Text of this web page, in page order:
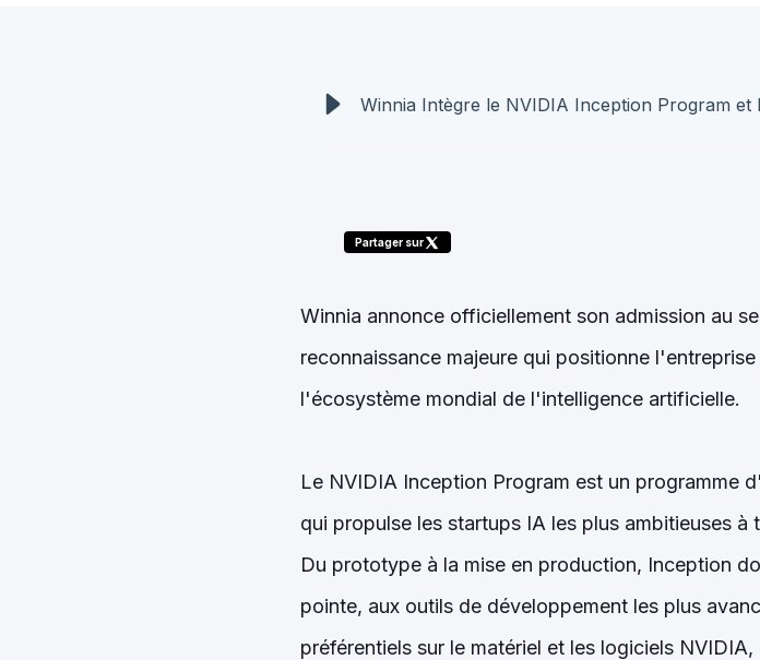
Partager sur
Winnia annonce officiellement son admission au
reconnaissance majeure qui positionne
l'écosystème mondial de l'intelligence artificielle.
Le NVIDIA Inception Program est un programme
qui propulse les startups IA les plus ambitieuses
Du prototype à la mise en production, Inception
pointe, aux outils de développement les plus
préférentiels sur le matériel et les logiciels